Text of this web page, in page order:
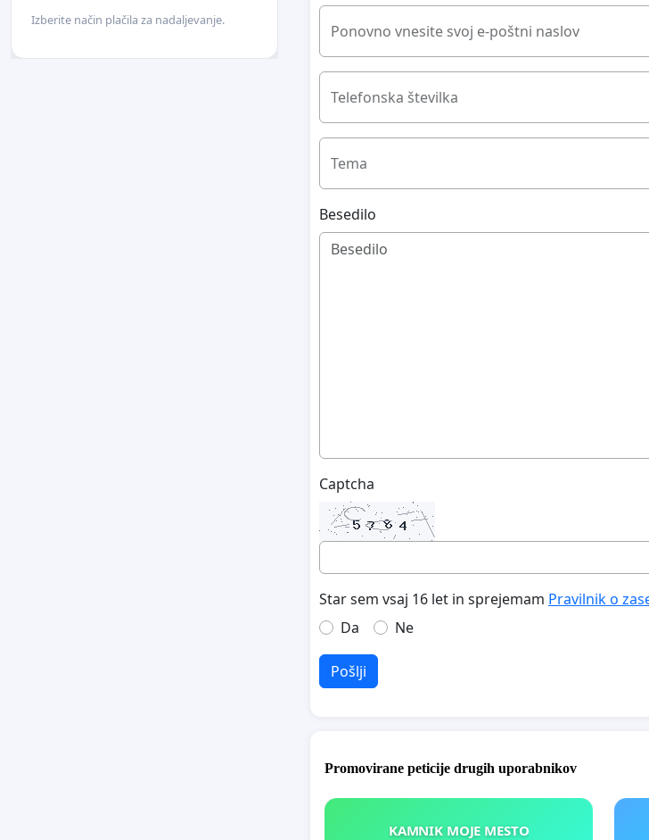
Ponovno vnesite svoj e-poštni naslov
Telefonska številka
Tema
Besedilo
Captcha
Star sem vsaj 16 let in sprejemam Pravilnik o
Da
Ne
Pošlji
Promovirane peticije drugih uporabnikov
KAMNIK MOJE MESTO
Izberite način plačila za nadaljevanje.